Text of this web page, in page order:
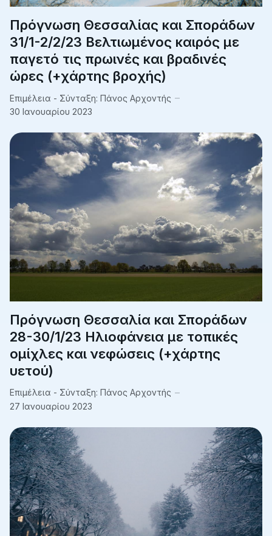
Πρόγνωση Θεσσαλίας και Σποράδων
31/1-2/2/23 Βελτιωμένος καιρός με
παγετό τις πρωινές και βραδινές
ώρες (+χάρτης βροχής)
Επιμέλεια - Σύνταξη: Πάνος Αρχοντής
30 Ιανουαρίου 2023
Πρόγνωση Θεσσαλία και Σποράδων
28-30/1/23 Ηλιοφάνεια με τοπικές
ομίχλες και νεφώσεις (+χάρτης
υετού)
Επιμέλεια - Σύνταξη: Πάνος Αρχοντής
27 Ιανουαρίου 2023